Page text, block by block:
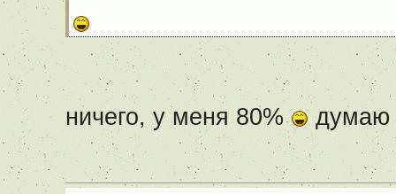
ничего, у меня 80% думаю